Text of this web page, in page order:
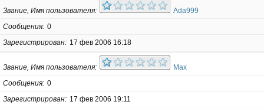
Звание, Имя пользователя
Ada999
Сообщения 0
Зарегистрирован
17 фев 2006 16:18
Звание, Имя пользователя
Max
Сообщения 0
Зарегистрирован
17 фев 2006 19:11